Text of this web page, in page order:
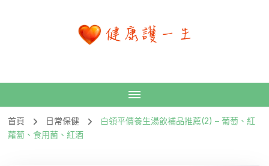
首頁 日常保健
白領平價養生湯飲補品推薦(2) – 葡萄、紅
蘿蔔、食用菌、紅酒